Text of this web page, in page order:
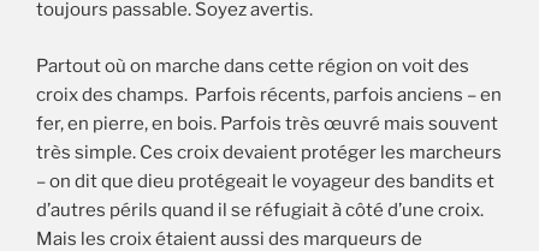
toujours passable. Soyez avertis.
Partout où on marche dans cette région on voit des
croix des champs. Parfois récents, parfois anciens – en
fer, en pierre, en bois. Parfois très œuvré mais souvent
très simple. Ces croix devaient protéger les marcheurs
– on dit que dieu protégeait le voyageur des bandits et
d’autres périls quand il se réfugiait à côté d’une croix.
Mais les croix étaient aussi des marqueurs de